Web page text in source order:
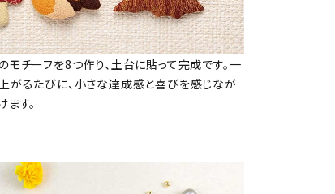
モチーフを8つ作り、土台に貼って完成です。一
がるたびに、小さな達成感と喜びを感じなが
す。